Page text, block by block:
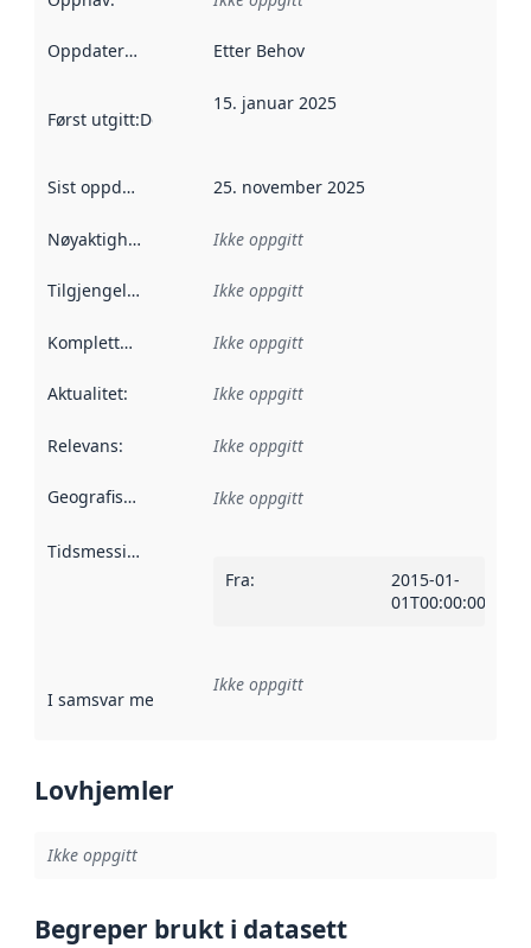
Oppdateringsfrekvens :
Etter Behov
Først utgitt:Denne datoen sier når dataene i dette
15. januar 2025
Sist oppdatert 25. november 2025
Nøyaktighet Ikke oppgitt
Tilgjengelighet Ikke oppgitt
Kompletthet Ikke oppgitt
Aktualitet: Ikke oppgitt
Relevans: Ikke oppgitt
Geografisk avgrensning :
Ikke oppgitt
Tidsmessig avgrensning
Fra:
2015-01-
01T00:00:00Z
I samsvar med Referanse til en implementasjonsregel
Ikke oppgitt
Lovhjemler
Ikke oppgitt
Begreper brukt i datasett